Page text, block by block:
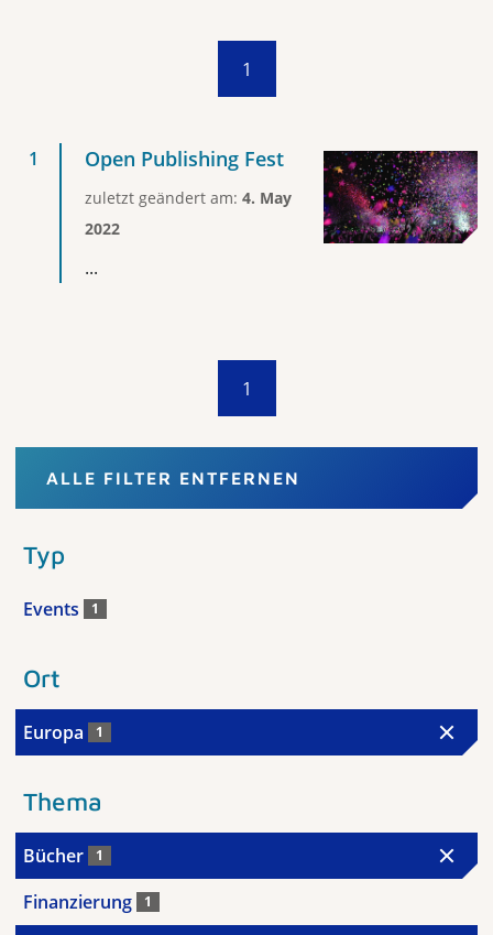
1
Open Publishing Fest
zuletzt geändert am: 4. May
2022
...
1
ALLE FILTER ENTFERNEN
Typ
Events 1
Ort
Europa 1
Thema
Bücher 1
Finanzierung 1